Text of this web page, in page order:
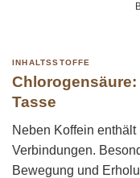
INHALTSSTOFFE
Tasse
Neben Koffein
Verbindungen.
Bewegung und